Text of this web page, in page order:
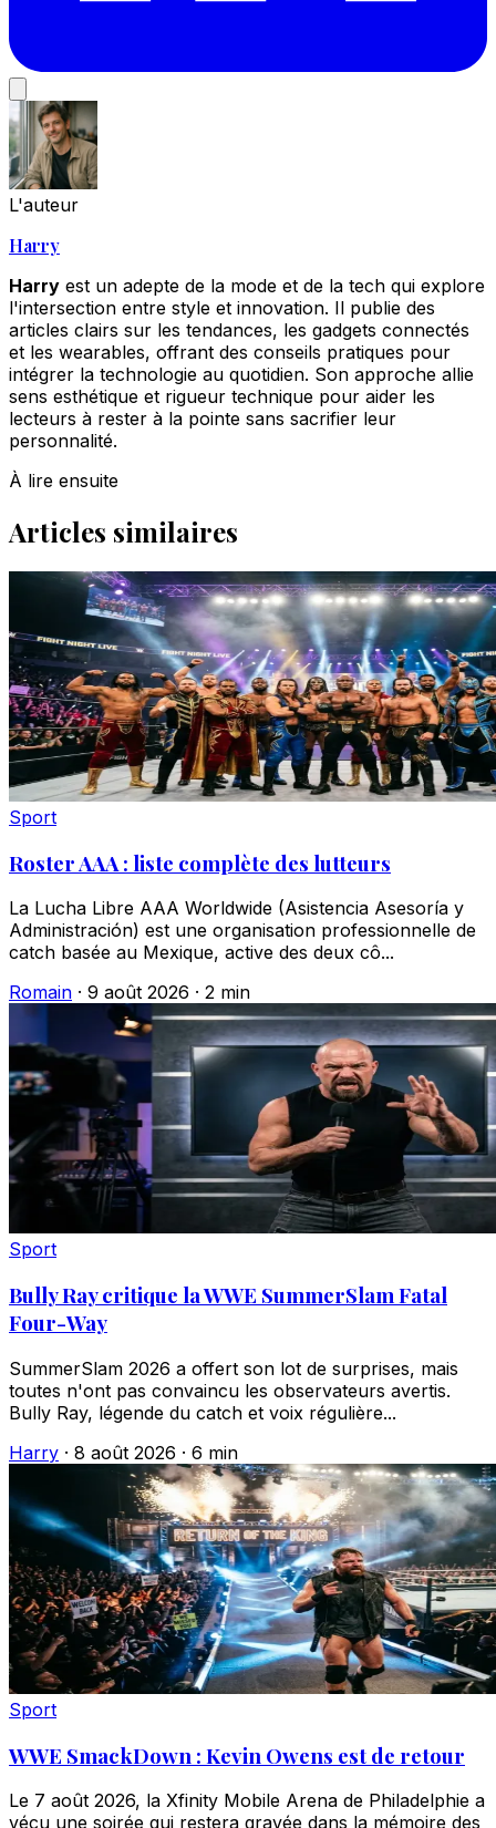
L'auteur
Harry
Harry est un adepte de la mode et de la tech qui explore
l'intersection entre style et innovation. Il publie des
articles clairs sur les tendances, les gadgets connectés
et les wearables, offrant des conseils pratiques pour
intégrer la technologie au quotidien. Son approche allie
sens esthétique et rigueur technique pour aider les
lecteurs à rester à la pointe sans sacrifier leur
personnalité.
À lire ensuite
Articles similaires
Sport
Roster AAA : liste complète des lutteurs
La Lucha Libre AAA Worldwide (Asistencia Asesoría y
Administración) est une organisation professionnelle de
catch basée au Mexique, active des deux cô...
Romain · 9 août 2026 · 2 min
Sport
Bully Ray critique la WWE SummerSlam Fatal
Four-Way
SummerSlam 2026 a offert son lot de surprises, mais
toutes n'ont pas convaincu les observateurs avertis.
Bully Ray, légende du catch et voix régulière...
Harry · 8 août 2026 · 6 min
Sport
WWE SmackDown : Kevin Owens est de retour
Le 7 août 2026, la Xfinity Mobile Arena de Philadelphie a
vécu une soirée qui restera gravée dans la mémoire des